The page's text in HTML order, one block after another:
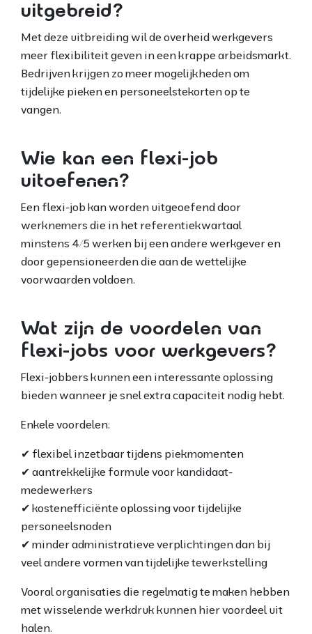
uitgebreid?
Met deze uitbreiding wil de overheid werkgevers
meer flexibiliteit geven in een krappe arbeidsmarkt.
Bedrijven krijgen zo meer mogelijkheden om
tijdelijke pieken en personeelstekorten op te
vangen.
Wie kan een flexi-job
uitoefenen?
Een flexi-job kan worden uitgeoefend door
werknemers die in het referentiekwartaal
minstens 4/5 werken bij een andere werkgever en
door gepensioneerden die aan de wettelijke
voorwaarden voldoen.
Wat zijn de voordelen van
flexi-jobs voor werkgevers?
Flexi-jobbers kunnen een interessante oplossing
bieden wanneer je snel extra capaciteit nodig hebt.
Enkele voordelen:
✔ flexibel inzetbaar tijdens piekmomenten
✔ aantrekkelijke formule voor kandidaat-
medewerkers
✔ kostenefficiënte oplossing voor tijdelijke
personeelsnoden
✔ minder administratieve verplichtingen dan bij
veel andere vormen van tijdelijke tewerkstelling
Vooral organisaties die regelmatig te maken hebben
met wisselende werkdruk kunnen hier voordeel uit
halen.